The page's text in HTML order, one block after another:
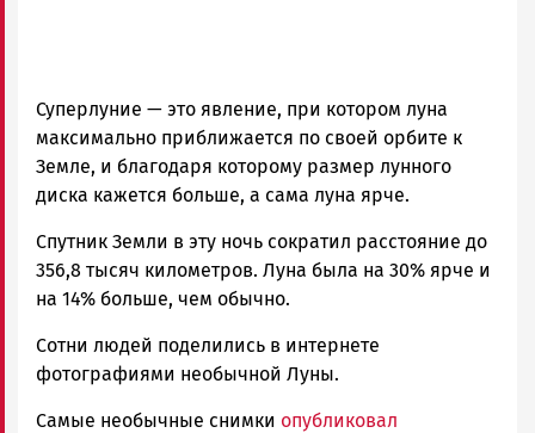
Суперлуние — это явление, при котором луна
максимально приближается по своей орбите к
Земле, и благодаря которому размер лунного
диска кажется больше, а сама луна ярче.
Спутник Земли в эту ночь сократил расстояние до
356,8 тысяч километров. Луна была на 30% ярче и
на 14% больше, чем обычно.
Сотни людей поделились в интернете
фотографиями необычной Луны.
Самые необычные снимки опубликовал